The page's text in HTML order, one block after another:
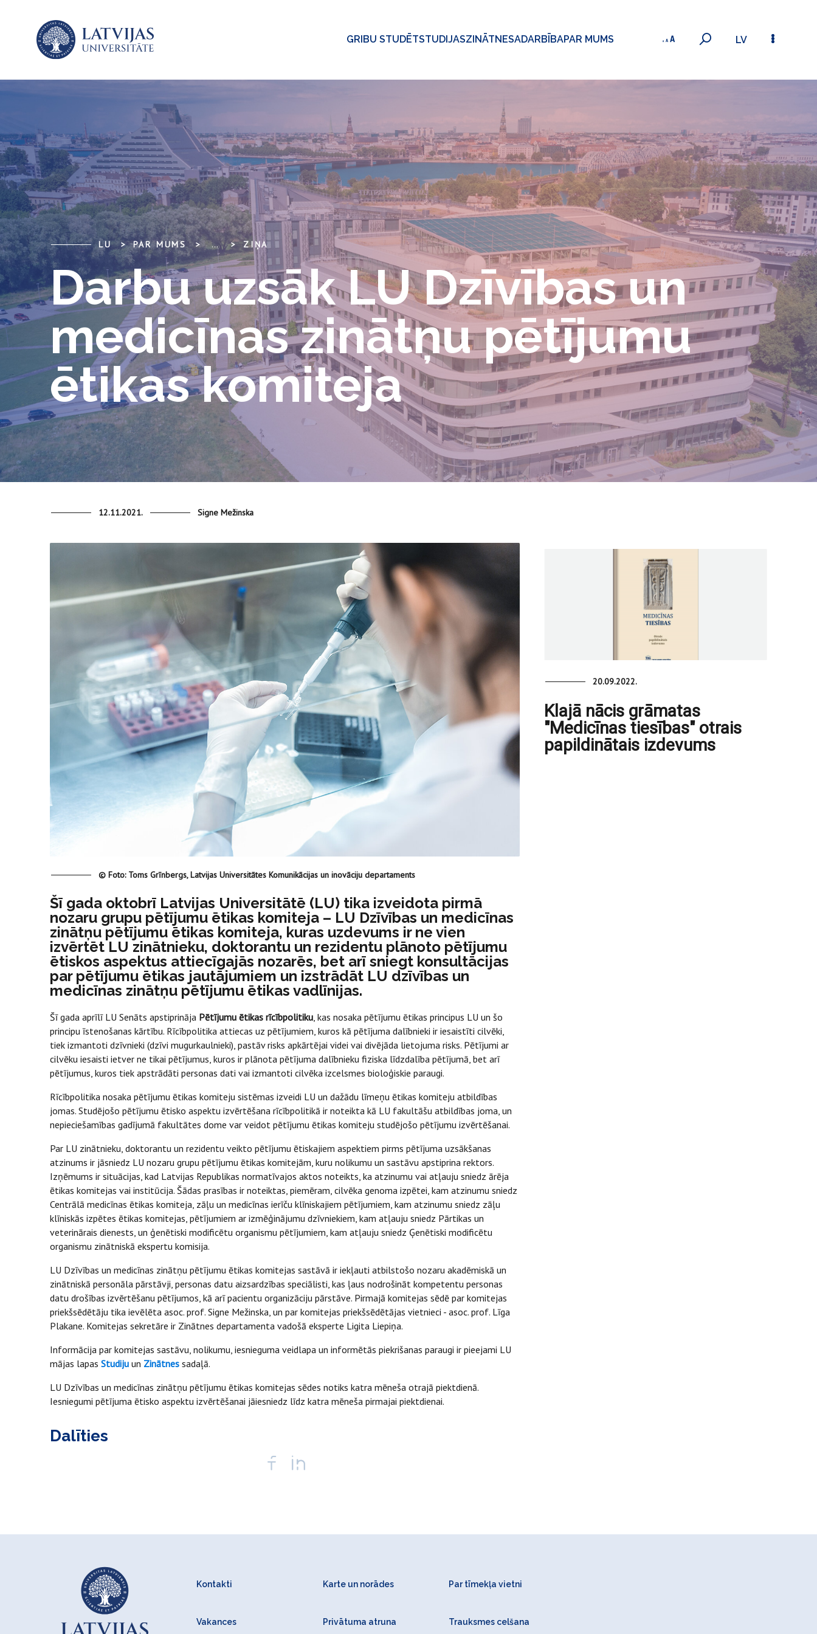
GRIBU STUDĒTSTUDIJASZINĀTNESADARBĪBAPAR MUMS LV
LU PAR MUMS ... ZIŅA
Darbu uzsāk LU Dzīvības un
medicīnas zinātņu pētījumu
ētikas komiteja
12.11.2021. Signe Mežinska
© Foto: Toms Grīnbergs, Latvijas Universitātes Komunikācijas un inovāciju departaments
Šī gada oktobrī Latvijas Universitātē (LU) tika izveidota pirmā
nozaru grupu pētījumu ētikas komiteja – LU Dzīvības un medicīnas
zinātņu pētījumu ētikas komiteja, kuras uzdevums ir ne vien
izvērtēt LU zinātnieku, doktorantu un rezidentu plānoto pētījumu
ētiskos aspektus attiecīgajās nozarēs, bet arī sniegt konsultācijas
par pētījumu ētikas jautājumiem un izstrādāt LU dzīvības un
medicīnas zinātņu pētījumu ētikas vadlīnijas.
Šī gada aprīlī LU Senāts apstiprināja Pētījumu ētikas rīcībpolitiku , kas nosaka pētījumu ētikas principus LU un šo
principu īstenošanas kārtību. Rīcībpolitika attiecas uz pētījumiem, kuros kā pētījuma dalībnieki ir iesaistīti cilvēki,
tiek izmantoti dzīvnieki (dzīvi mugurkaulnieki), pastāv risks apkārtējai videi vai divējāda lietojuma risks. Pētījumi ar
cilvēku iesaisti ietver ne tikai pētījumus, kuros ir plānota pētījuma dalībnieku fiziska līdzdalība pētījumā, bet arī
pētījumus, kuros tiek apstrādāti personas dati vai izmantoti cilvēka izcelsmes bioloģiskie paraugi.
Rīcībpolitika nosaka pētījumu ētikas komiteju sistēmas izveidi LU un dažādu līmeņu ētikas komiteju atbildības
jomas. Studējošo pētījumu ētisko aspektu izvērtēšana rīcībpolitikā ir noteikta kā LU fakultāšu atbildības joma, un
nepieciešamības gadījumā fakultātes dome var veidot pētījumu ētikas komiteju studējošo pētījumu izvērtēšanai.
Par LU zinātnieku, doktorantu un rezidentu veikto pētījumu ētiskajiem aspektiem pirms pētījuma uzsākšanas
atzinums ir jāsniedz LU nozaru grupu pētījumu ētikas komitejām, kuru nolikumu un sastāvu apstiprina rektors.
Izņēmums ir situācijas, kad Latvijas Republikas normatīvajos aktos noteikts, ka atzinumu vai atļauju sniedz ārēja
ētikas komitejas vai institūcija. Šādas prasības ir noteiktas, piemēram, cilvēka genoma izpētei, kam atzinumu sniedz
Centrālā medicīnas ētikas komiteja, zāļu un medicīnas ierīču klīniskajiem pētījumiem, kam atzinumu sniedz zāļu
klīniskās izpētes ētikas komitejas, pētījumiem ar izmēģinājumu dzīvniekiem, kam atļauju sniedz Pārtikas un
veterinārais dienests, un ģenētiski modificētu organismu pētījumiem, kam atļauju sniedz Ģenētiski modificētu
organismu zinātniskā ekspertu komisija.
LU Dzīvības un medicīnas zinātņu pētījumu ētikas komitejas sastāvā ir iekļauti atbilstošo nozaru akadēmiskā un
zinātniskā personāla pārstāvji, personas datu aizsardzības speciālisti, kas ļaus nodrošināt kompetentu personas
datu drošības izvērtēšanu pētījumos, kā arī pacientu organizāciju pārstāve. Pirmajā komitejas sēdē par komitejas
priekšsēdētāju tika ievēlēta asoc. prof. Signe Mežinska, un par komitejas priekšsēdētājas vietnieci - asoc. prof. Līga
Plakane. Komitejas sekretāre ir Zinātnes departamenta vadošā eksperte Ligita Liepiņa.
Informācija par komitejas sastāvu, nolikumu, iesnieguma veidlapa un informētās piekrišanas paraugi ir pieejami LU
mājas lapas Studiju un Zinātnes sadaļā.
LU Dzīvības un medicīnas zinātņu pētījumu ētikas komitejas sēdes notiks katra mēneša otrajā piektdienā.
Iesniegumi pētījuma ētisko aspektu izvērtēšanai jāiesniedz līdz katra mēneša pirmajai piektdienai.
Dalīties
20.09.2022.
Klajā nācis grāmatas
"Medicīnas tiesības" otrais
papildinātais izdevums
Kontakti Karte un norādes Par tīmekļa vietni
Vakances Privātuma atruna Trauksmes celšana